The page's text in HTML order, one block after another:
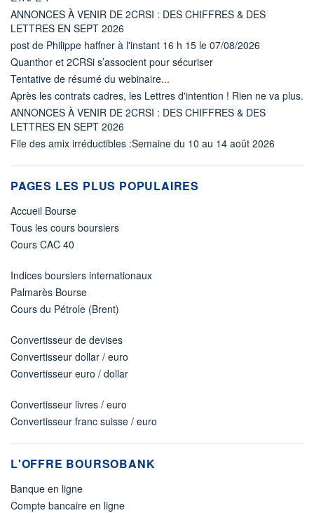
ANNONCES À VENIR DE 2CRSI : DES CHIFFRES & DES
LETTRES EN SEPT 2026
post de Philippe haffner à l'instant 16 h 15 le 07/08/2026
Quanthor et 2CRSi s’associent pour sécuriser
Tentative de résumé du webinaire...
Après les contrats cadres, les Lettres d'intention ! Rien ne va plus.
ANNONCES À VENIR DE 2CRSI : DES CHIFFRES & DES
LETTRES EN SEPT 2026
File des amix irréductibles :Semaine du 10 au 14 août 2026
PAGES LES PLUS POPULAIRES
Accueil Bourse
Tous les cours boursiers
Cours CAC 40
Indices boursiers internationaux
Palmarès Bourse
Cours du Pétrole (Brent)
Convertisseur de devises
Convertisseur dollar / euro
Convertisseur euro / dollar
Convertisseur livres / euro
Convertisseur franc suisse / euro
L'OFFRE BOURSOBANK
Banque en ligne
Compte bancaire en ligne